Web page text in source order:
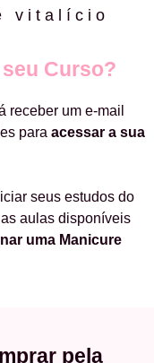
vitalício
Curso?
receber um e-mail
para acessar a sua
seus estudos do
aulas disponíveis
uma Manicure
pela